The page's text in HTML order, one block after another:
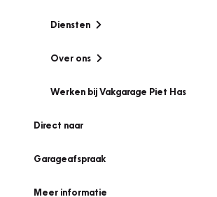
Diensten
Over ons
Werken bij Vakgarage Piet Has
Direct naar
Garageafspraak
Meer informatie